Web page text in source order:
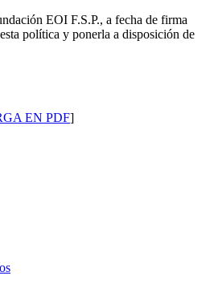
EOI F.S.P., a fecha de firma
política y ponerla a disposición de
EN PDF]